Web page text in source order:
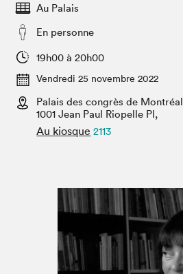
Espace exposant⋅e⋅s
Espace enseignant·e·s
Espace médias
SLM PRO
Salon dans la ville et en ligne
Projets partenaires
Au Palais
En personne
19h00 à 20h00
Vendredi 25 novembre 2022
Palais des congrès de Montréal
1001 Jean Paul Riopelle Pl,
Au kiosque 2113